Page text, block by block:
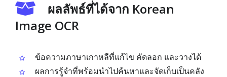
ผลลัพธ์ที่ได้จาก Korean
Image OCR
ข้อความภาษาเกาหลีที่แก้ไข คัดลอก และวางได้
ผลการรู้จำที่พร้อมนำไปค้นหาและจัดเก็บเป็นคลัง